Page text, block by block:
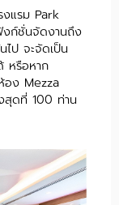
รม Park
งก์ชั่นจัดงานถึง
ป จะจัดเป็น
หรือหาก
อง Mezza
สุดที่ 100 ท่าน